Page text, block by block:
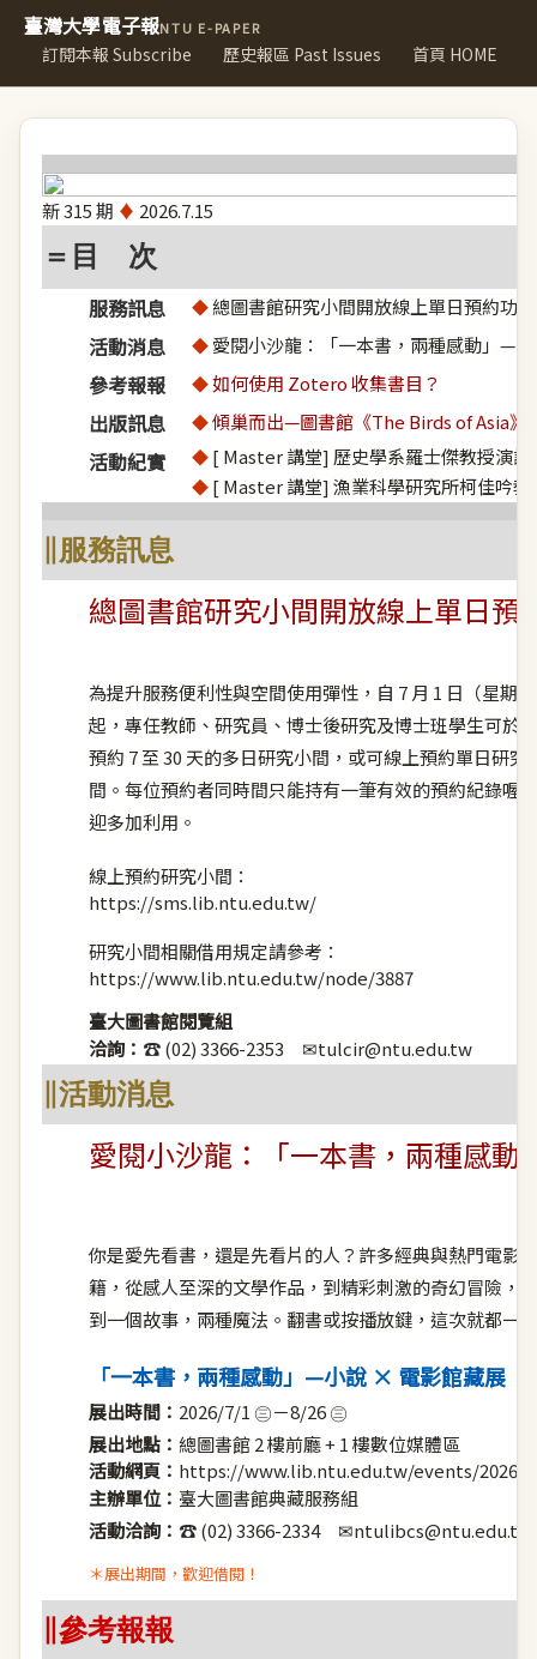
臺灣大學電子報NTU E-PAPER
訂閱本報 Subscribe 歷史報區 Past Issues 首頁 HOME
新 315 期 ♦ 2026.7.15
＝目 次
服務訊息 ◆總圖書館研究小間開放線上單日預約功
活動消息 ◆ 愛閱小沙龍：「一本書，兩種感動」—
參考報報 ◆如何使用 Zotero 收集書目？
出版訊息 ◆傾巢而出—圖書館《The Birds of Asia》
活動紀實 ◆ [ Master 講堂] 歷史學系羅士傑教授演講
◆ [ Master 講堂] 漁業科學研究所柯佳吟教
∥服務訊息
總圖書館研究小間開放線上單日預
為提升服務便利性與空間使用彈性，自 7 月 1 日（星期
起，專任教師、研究員、博士後研究及博士班學生可於
預約 7 至 30 天的多日研究小間，或可線上預約單日研究
間。每位預約者同時間只能持有一筆有效的預約紀錄喔
迎多加利用。
線上預約研究小間：
https://sms.lib.ntu.edu.tw/
研究小間相關借用規定請參考：
https://www.lib.ntu.edu.tw/node/3887
臺大圖書館閱覽組
洽詢： ☎ (02) 3366-2353 ✉tulcir@ntu.edu.tw
∥活動消息
愛閱小沙龍：「一本書，兩種感
你是愛先看書，還是先看片的人？許多經典與熱門電影
籍，從感人至深的文學作品，到精彩刺激的奇幻冒險，
到一個故事，兩種魔法。翻書或按播放鍵，這次就都一
「一本書，兩種感動」—小說 × 電影館藏展
展出時間： 2026/7/1 ㊂－8/26 ㊂
展出地點： 總圖書館 2 樓前廳 + 1 樓數位媒體區
活動網頁： https://www.lib.ntu.edu.tw/events/
主辦單位： 臺大圖書館典藏服務組
活動洽詢： ☎ (02) 3366-2334 ✉ntulibcs@ntu.edu.tw
＊展出期間，歡迎借閱！
∥參考報報